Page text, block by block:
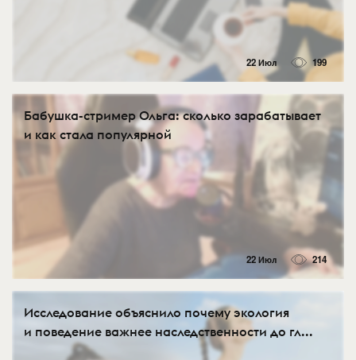
22 Июл 199
Бабушка-стример Ольга: сколько зарабатывает
и как стала популярной
22 Июл 214
Исследование объяснило почему экология
и поведение важнее наследственности до гл...